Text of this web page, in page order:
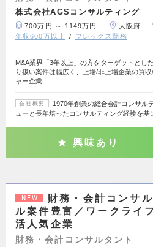
株式会社AGSコンサルティング
700万円 ～ 1149万円 大阪府
年収600万以上
フレックス勤務
M&A業界「3年以上」の方をターゲットとし
り扱い案件は幅広く、上場/非上場企業の買
ャー企業…
会社概要
1970年創業の総合会計コンサル
ューと長年培ったコンサルティング経験を基
興味あり
NEW
財務・会計コンサ
ル案件豊富／ワークライ
活人気企業
財務・会計コンサルタント